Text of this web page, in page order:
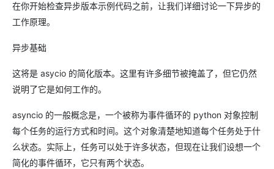
在你开始检查异步版本示例代码之前，让我们详细讨论一下异步的
工作原理。
异步基础
这将是 asycio 的简化版本。这里有许多细节被掩盖了，但它仍然
说明了它是如何工作的。
asyncio 的一般概念是，一个被称为事件循环的 python 对象控制
每个任务的运行方式和时间。这个对象清楚地知道每个任务处于什
么状态。实际上，任务可以处于许多状态，但现在让我们设想一个
简化的事件循环，它只有两个状态。